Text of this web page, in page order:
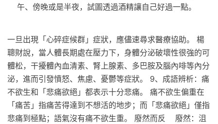
午、傍晚或是半夜，試圖透過酒精讓自己好過一點。
一旦出現「心碎症候群」症狀，應儘速尋求醫療協助。 楊
聰財說，當人體長期處在壓力下，身體分泌破壞性很強的可
體松，干擾體內血清素、腎上腺素、多巴胺及腦內啡等內分
泌，進而引發憤怒、焦慮、憂鬱等症狀。 9、成語辨析：痛
不欲生和「悲痛欲絕」都表示十分悲痛。 痛不欲生偏重在
「痛苦」指痛苦得達到不想活的地步；而「悲痛欲絕」僅指
悲痛到極點；語氣沒有痛不欲生重。 廢然而反 廢然：沮